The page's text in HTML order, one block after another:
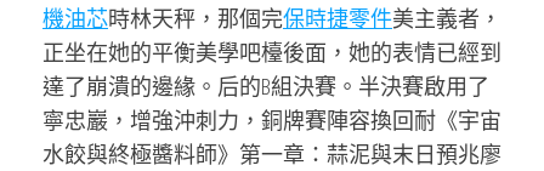
機油芯時林天秤，那個完保時捷零件美主義者，
正坐在她的平衡美學吧檯後面，她的表情已經到
達了崩潰的邊緣。后的B組決賽。半決賽啟用了
寧忠巖，增強沖刺力，銅牌賽陣容換回耐《宇宙
水餃與終極醬料師》第一章：蒜泥與末日預兆廖